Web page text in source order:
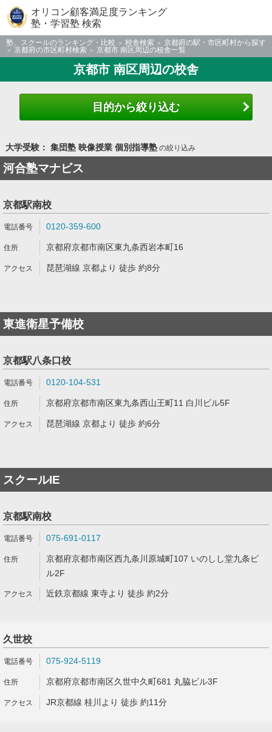
オリコン顧客満足度ランキング
塾・学習塾 検索
塾、スクールのランキング・比較 校舎検索
京都府の駅・市区町村から探す
京都府の市区町村検索
京都市 南区周辺の校舎一覧
京都市 南区周辺の校舎
目的から絞り込む
大学受験： 集団塾 映像授業 個別指導塾の絞り込み
河合塾マナビス
京都駅南校
0120-359-600
京都府京都市南区東九条西岩本町16
琵琶湖線 京都より 徒歩 約8分
東進衛星予備校
京都駅八条口校
0120-104-531
京都府京都市南区東九条西山王町11 白川ビル5F
琵琶湖線 京都より 徒歩 約6分
スクールIE
京都駅南校
075-691-0117
京都府京都市南区西九条川原城町107 いのしし堂九条ビ
ル2F
近鉄京都線 東寺より 徒歩 約2分
久世校
075-924-5119
京都府京都市南区久世中久町681 丸脇ビル3F
JR京都線 桂川より 徒歩 約11分